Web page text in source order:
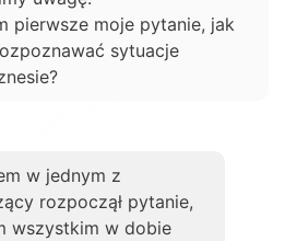
pierwsze moje pytanie, jak
sytuacje
w jednym z
rozpoczął pytanie,
wszystkim w dobie